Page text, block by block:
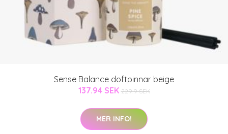
Sense Balance doftpinnar beige
137.94 SEK 229.9 SEK
MER INFO!